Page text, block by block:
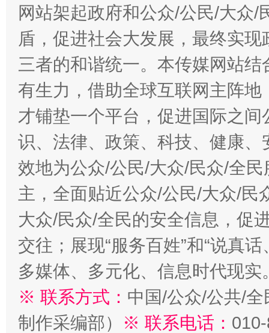
网站架起政府和公众/公民/大众
盾，促进社会大发展，最终实
三者的和谐统一。本传媒网站
有生力，借助全球互联网主阵
才铺垫一个平台，促进国际之
识、法律、政策、科技、健康
效地为公众/公民/大众/民众/全
主，全面贴近公众/公民/大众/民
大众/民众/全民的安全信息，促
交往；展现“服务百姓”和“说真
多媒体、多元化、信息时代现实
※ 联系方式： 中国/公众/公共/
制作采编部）
※ 联系电话：